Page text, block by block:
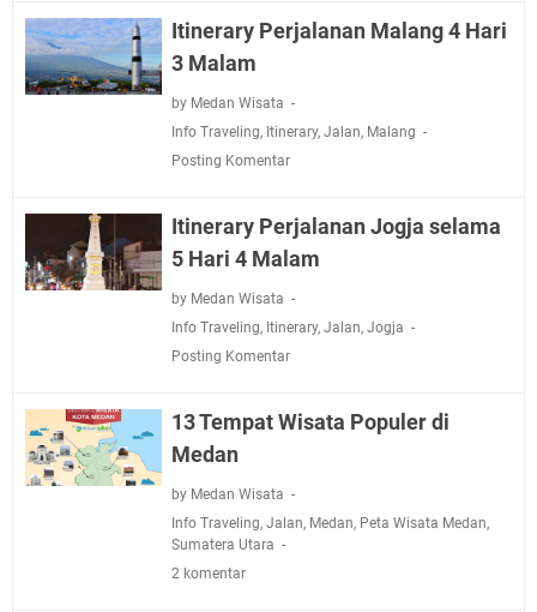
Itinerary Perjalanan Malang 4 Hari
3 Malam
by Medan Wisata
Info Traveling, Itinerary, Jalan, Malang
Posting Komentar
Itinerary Perjalanan Jogja selama
5 Hari 4 Malam
by Medan Wisata
Info Traveling, Itinerary, Jalan, Jogja
Posting Komentar
13 Tempat Wisata Populer di
Medan
by Medan Wisata
Info Traveling, Jalan, Medan, Peta Wisata Medan,
Sumatera Utara
2 komentar